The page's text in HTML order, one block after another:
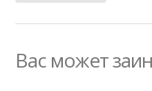
Вас может